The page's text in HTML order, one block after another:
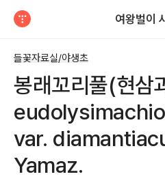
여왕벌이
들꽃자료실/야생초
봉래꼬리풀(현삼
var.
Yamaz.